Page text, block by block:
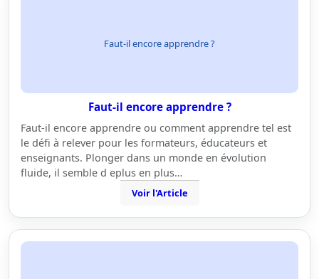
Faut-il encore apprendre ?
Faut-il encore apprendre ?
Faut-il encore apprendre ou comment apprendre tel est
le défi à relever pour les formateurs, éducateurs et
enseignants. Plonger dans un monde en évolution
fluide, il semble d eplus en plus…
Voir l'Article